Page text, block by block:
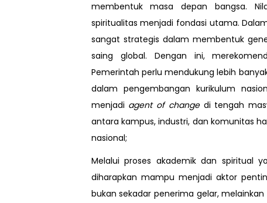
membentuk masa depan bangsa.
spiritualitas menjadi fondasi utama.
sangat strategis dalam membentuk
saing global. Dengan ini,
Pemerintah perlu mendukung lebih
dalam pengembangan kurikulum
menjadi agent of changedi tengah
antara kampus, industri, dan komunitas
nasional;
Melalui proses akademik dan spiritual
diharapkan mampu menjadi aktor
bukan sekadar penerima gelar,